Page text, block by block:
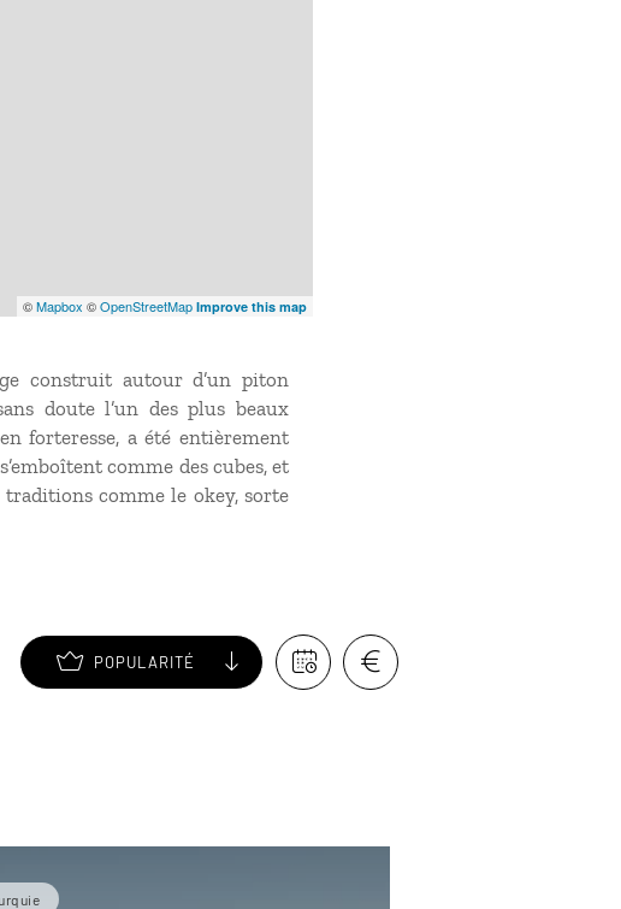
©Mapbox ©OpenStreetMap Improve this map
construit autour d’un piton
doute l’un des plus beaux
forteresse, a été entièrement
comme des cubes, et
traditions comme le okey, sorte
POPULARITÉ